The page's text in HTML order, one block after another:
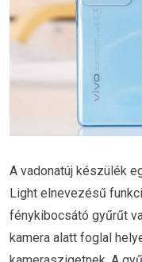
A vadonatúj készülék
Light elnevezésű
fénykibocsátó gyűrűt
kamera alatt foglal